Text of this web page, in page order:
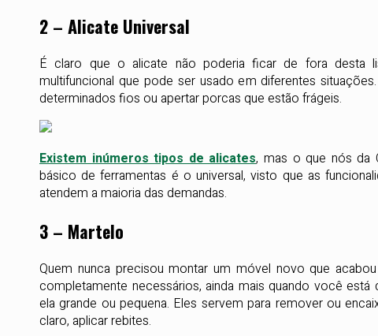
2 – Alicate Universal
É claro que o alicate não poderia ficar de fora desta
multifuncional que pode ser usado em diferentes
determinados fios ou apertar porcas que estão frágeis.
Existem inúmeros tipos de alicates, mas o que nós da
básico de ferramentas é o universal, visto que as
atendem a maioria das demandas.
3 – Martelo
Quem nunca precisou montar um móvel novo que
completamente necessários, ainda mais quando você
ela grande ou pequena. Eles servem para remover ou
claro, aplicar rebites.